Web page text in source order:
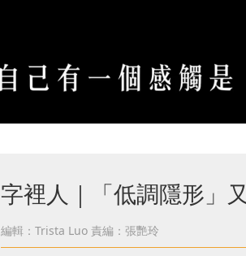
字裡人｜「低調隱形」
編輯：Trista Luo 責編：張艷玲